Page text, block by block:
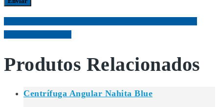
Produtos Relacionados
Centrífuga Angular Nahita Blue